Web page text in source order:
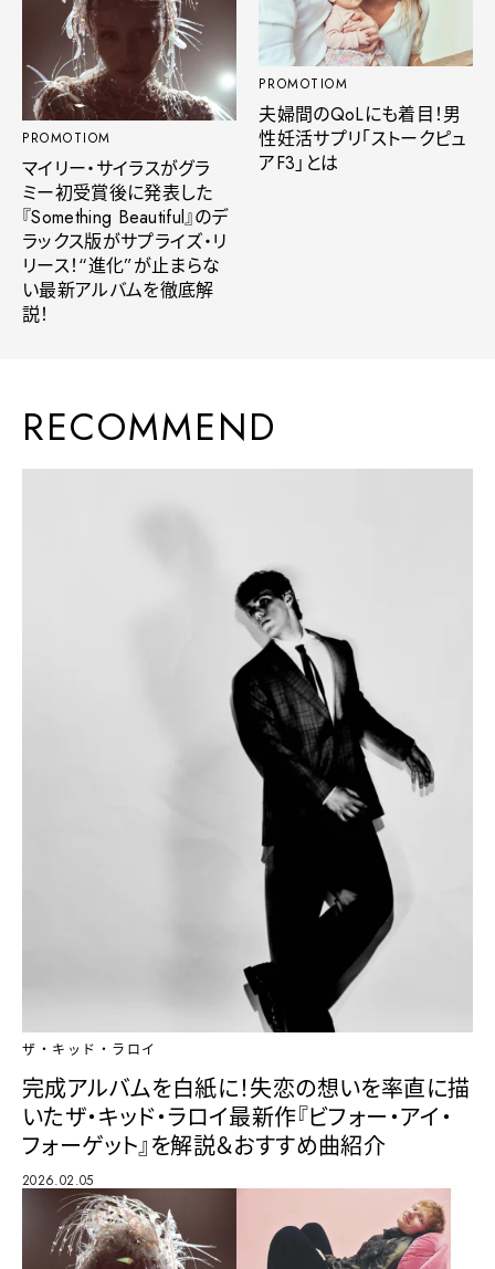
PROMOTIOM
マイリー・サイラスがグラ
ミー初受賞後に発表した
『Something Beautiful』のデ
ラックス版がサプライズ・リ
リース！“進化”が止まらな
い最新アルバムを徹底解
説！
PROMOTIOM
夫婦間のQoLにも着目！男
性妊活サプリ「ストークピュ
アF3」とは
RECOMMEND
ザ・キッド・ラロイ
完成アルバムを白紙に！失恋の想いを率直に描
いたザ・キッド・ラロイ最新作『ビフォー・アイ・
フォーゲット』を解説＆おすすめ曲紹介
2026.02.05